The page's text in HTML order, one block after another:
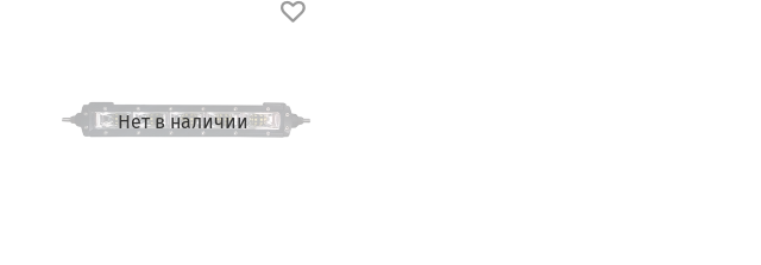
Нет в наличии